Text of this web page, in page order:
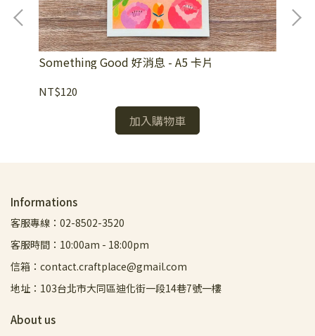
Something Good 好消息 - A5 卡片
NT$120
加入購物車
Informations
客服專線：02-8502-3520
客服時間：10:00am - 18:00pm
信箱：contact.craftplace@gmail.com
地址：103台北市大同區迪化街一段14巷7號一樓
About us